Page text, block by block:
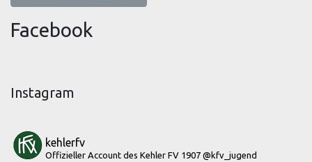
Facebook
Instagram
kehlerfv
Offizieller Account des Kehler FV 1907 @kfv_jugend